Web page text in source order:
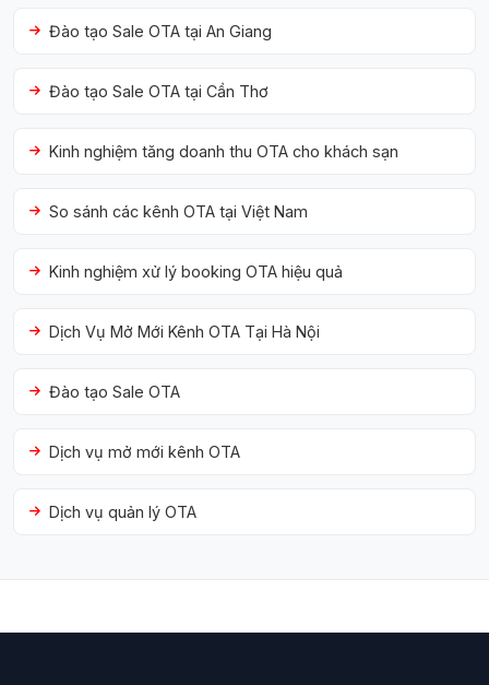
Đào tạo Sale OTA tại An Giang
Đào tạo Sale OTA tại Cần Thơ
Kinh nghiệm tăng doanh thu OTA cho khách sạn
So sánh các kênh OTA tại Việt Nam
Kinh nghiệm xử lý booking OTA hiệu quả
Dịch Vụ Mở Mới Kênh OTA Tại Hà Nội
Đào tạo Sale OTA
Dịch vụ mở mới kênh OTA
Dịch vụ quản lý OTA